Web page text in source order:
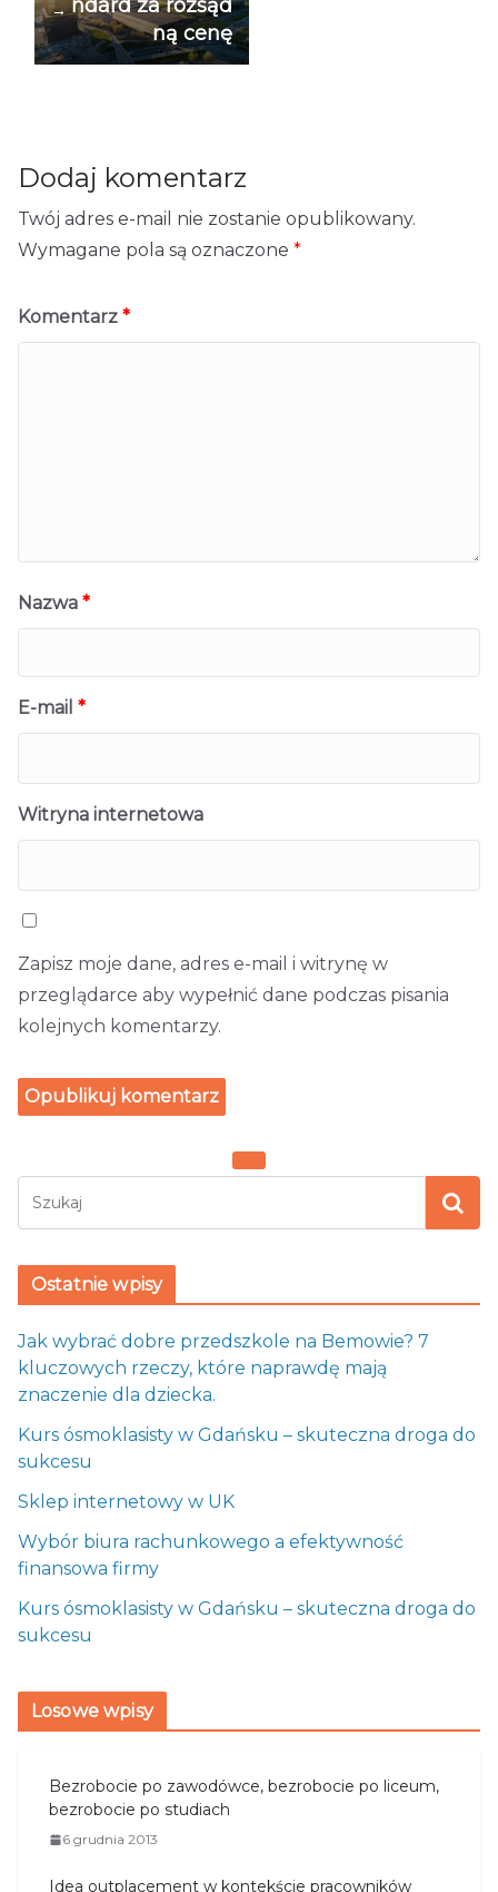
→ ndard za rozsąd
ną cenę
Dodaj komentarz
Twój adres e-mail nie zostanie opublikowany.
Wymagane pola są oznaczone *
Komentarz *
Nazwa *
E-mail *
Witryna internetowa
Zapisz moje dane, adres e-mail i witrynę w
przeglądarce aby wypełnić dane podczas pisania
kolejnych komentarzy.
Ostatnie wpisy
Jak wybrać dobre przedszkole na Bemowie? 7
kluczowych rzeczy, które naprawdę mają
znaczenie dla dziecka.
Kurs ósmoklasisty w Gdańsku – skuteczna droga do
sukcesu
Sklep internetowy w UK
Wybór biura rachunkowego a efektywność
finansowa firmy
Kurs ósmoklasisty w Gdańsku – skuteczna droga do
sukcesu
Losowe wpisy
Bezrobocie po zawodówce, bezrobocie po liceum,
bezrobocie po studiach
6 grudnia 2013
Idea outplacement w kontekście pracowników